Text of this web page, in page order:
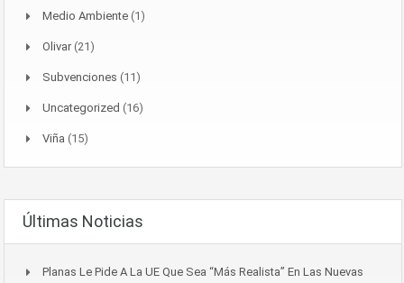
Medio Ambiente (1)
Olivar(21)
Subvenciones (11)
Uncategorized (16)
Viña (15)
Últimas Noticias
Planas Le Pide A La UE Que Sea “más Realista” En Las Nuevas